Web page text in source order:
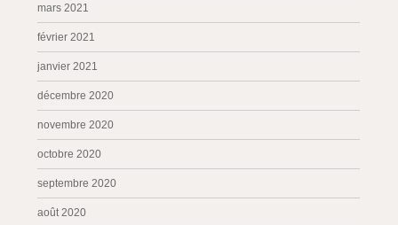
mars 2021
février 2021
janvier 2021
décembre 2020
novembre 2020
octobre 2020
septembre 2020
août 2020